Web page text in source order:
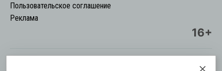
Пользовательское соглашение
Реклама
16+